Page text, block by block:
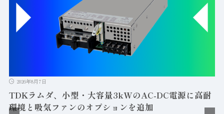
2026年8月7日
TDKラムダ、小型・大容量3kWのAC-DC電源に高耐
環境と吸気ファンのオプションを追加